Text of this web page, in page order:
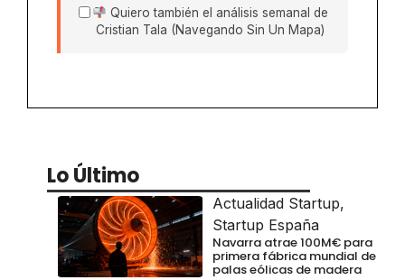
Quiero también el análisis semanal de
Cristian Tala (Navegando Sin Un Mapa)
Lo Último
Actualidad Startup,
Startup España
Navarra atrae 100M€ para
primera fábrica mundial de
palas eólicas de madera